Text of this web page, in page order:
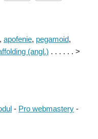
, apofenie, pegamoid,
(angl.) . . . . . . >
- Pro webmastery -